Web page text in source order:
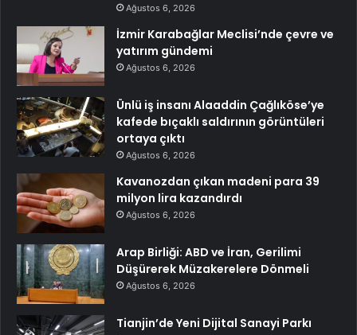
Ağustos 6, 2026
İzmir Karabağlar Meclisi’nde çevre ve
yatırım gündemi
Ağustos 6, 2026
Ünlü iş insanı Alaaddin Çağlıköse’ye
kafede bıçaklı saldırının görüntüleri
ortaya çıktı
Ağustos 6, 2026
Kavanozdan çıkan madeni para 39
milyon lira kazandırdı
Ağustos 6, 2026
Arap Birliği: ABD ve İran, Gerilimi
Düşürerek Müzakerelere Dönmeli
Ağustos 6, 2026
Tianjin’de Yeni Dijital Sanayi Parkı